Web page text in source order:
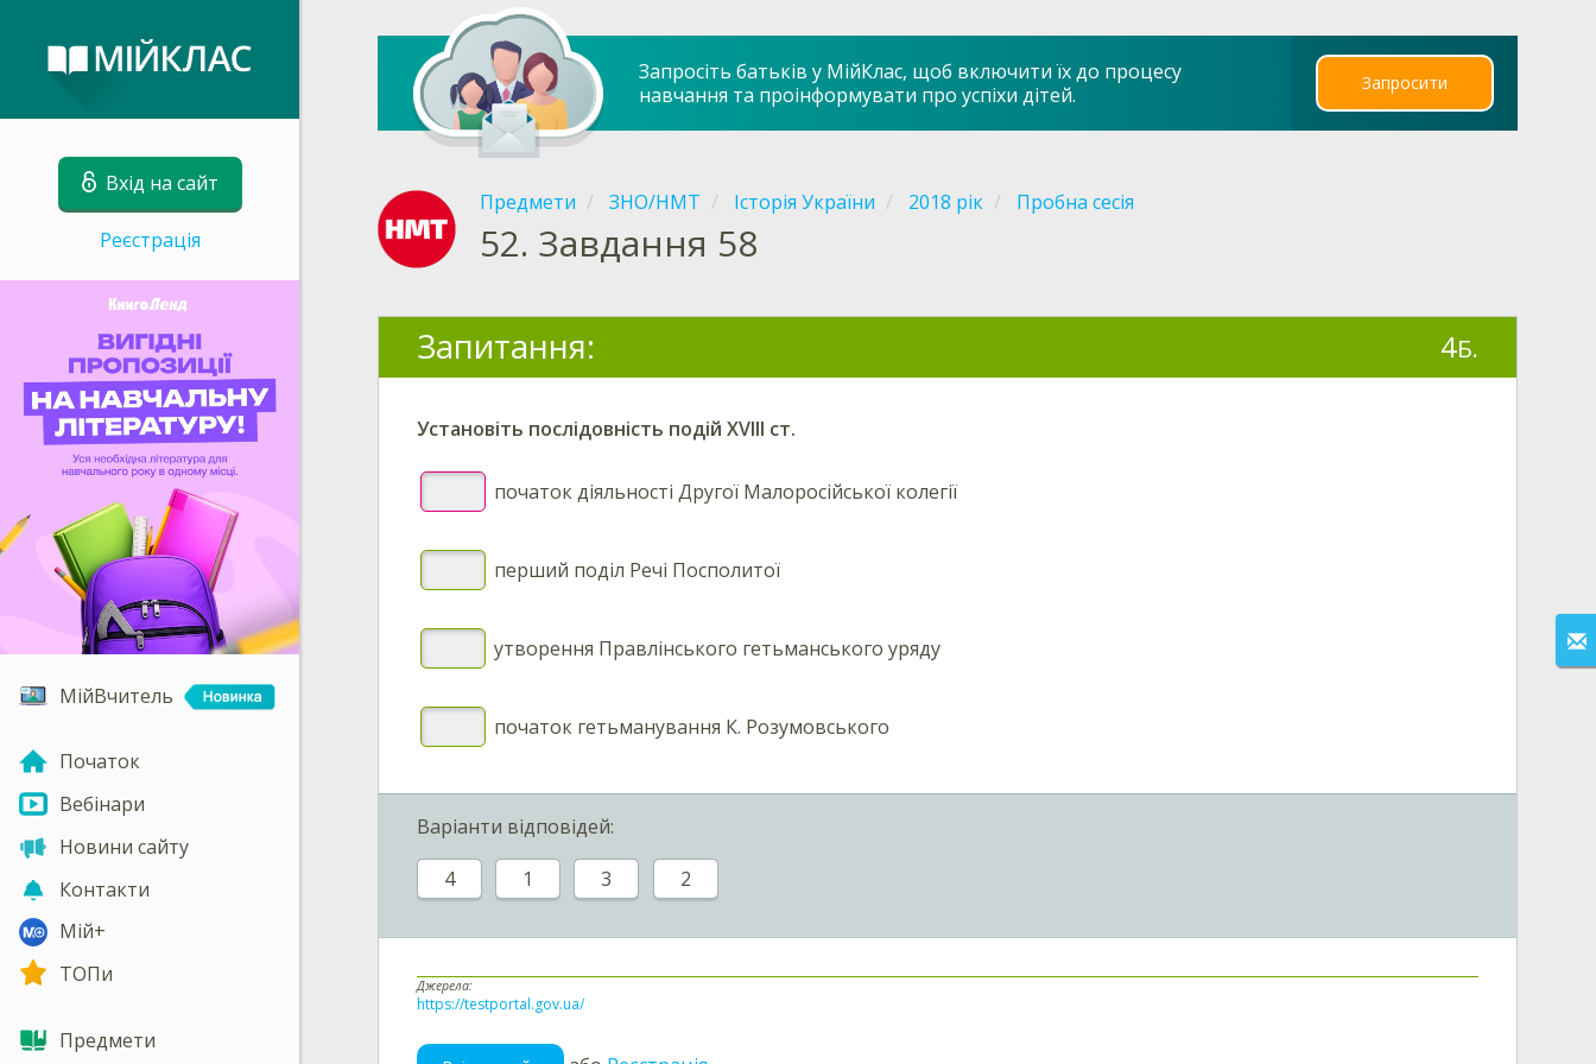
Вхід на сайт
Реєстрація
МійВчитель
Початок
Вебінари
Новини сайту
Контакти
Мій+
ТОПи
Предмети
Запросіть батьків у МійКлас, щоб включити їх до процесу
навчання та проінформувати про успіхи дітей.
Запросити
Предмети ЗНО/НМТ Історія України 2018 рік Пробна сесія
52. Завдання 58
Запитання: 4Б.
Установіть послідовність подій XVIII ст.
початок діяльності Другої Малоросійської колегії
перший поділ Речі Посполитої
утворення Правлінського гетьманського уряду
початок гетьманування К. Розумовського
Варіанти відповідей:
4
1 3 2
Джерела:
https://testportal.gov.ua/